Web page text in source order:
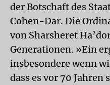
der Botschaft des
Cohen-Dar. Die
von Sharsheret
Generationen. »Ein
insbesondere wenn
dass es vor 70 Jahren